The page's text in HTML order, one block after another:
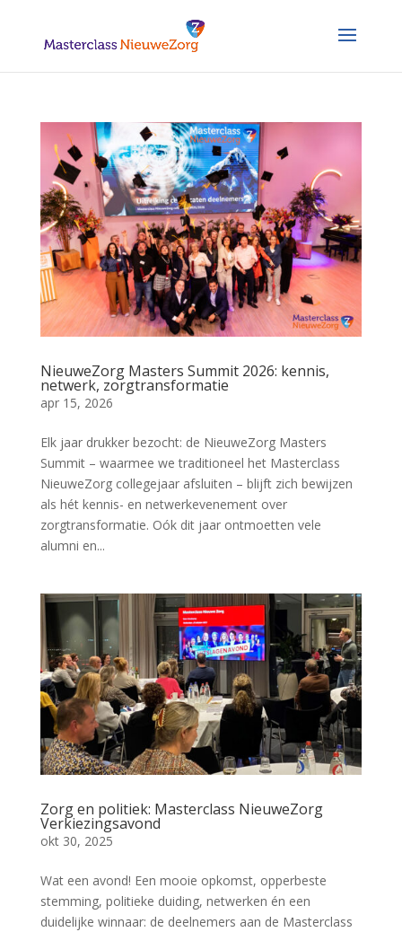
NieuweZorg Masters Summit 2026: kennis,
netwerk, zorgtransformatie
apr 15, 2026
Elk jaar drukker bezocht: de NieuweZorg Masters
Summit – waarmee we traditioneel het Masterclass
NieuweZorg collegejaar afsluiten – blijft zich bewijzen
als hét kennis- en netwerkevenement over
zorgtransformatie. Oók dit jaar ontmoetten vele
alumni en...
Zorg en politiek: Masterclass NieuweZorg
Verkiezingsavond
okt 30, 2025
Wat een avond! Een mooie opkomst, opperbeste
stemming, politieke duiding, netwerken én een
duidelijke winnaar: de deelnemers aan de Masterclass